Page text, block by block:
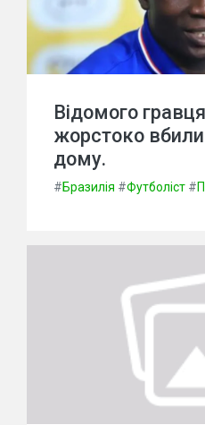
Відомого
жорстоко вбили
дому.
#Бразилія #Футболіст #